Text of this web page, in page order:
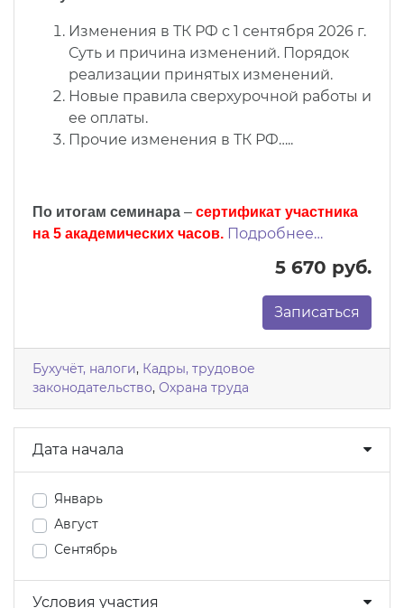
Изменения в ТК РФ с 1 сентября 2026 г.
Суть и причина изменений. Порядок
реализации принятых изменений.
Новые правила сверхурочной работы и
ее оплаты.
Прочие изменения в ТК РФ…..
По итогам семинара – сертификат участника
на 5 академических часов. Подробнее…
5 670 руб.
Записаться
Бухучёт, налоги, Кадры, трудовое
законодательство, Охрана труда
Дата начала
Январь
Август
Сентябрь
Условия участия